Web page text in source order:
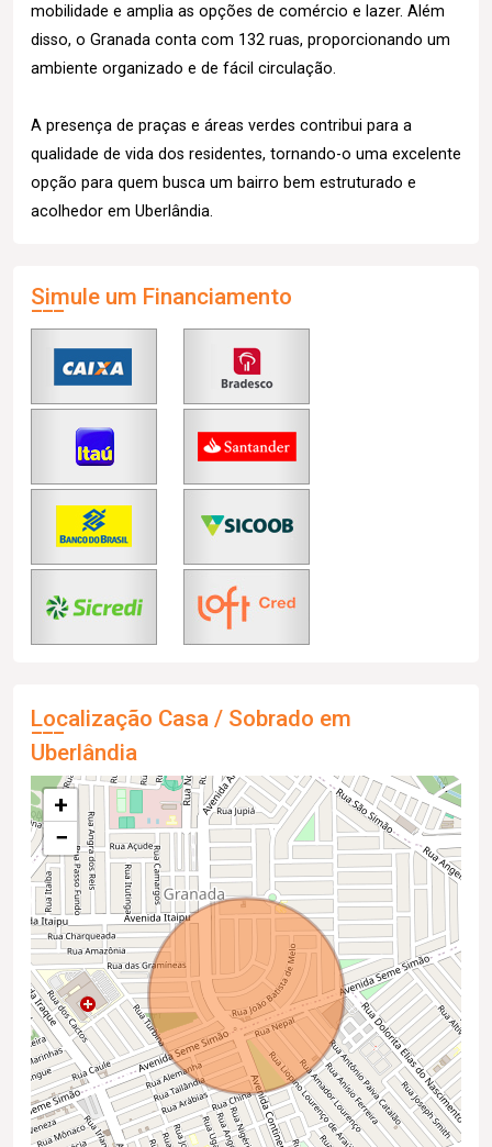
mobilidade e amplia as opções de comércio e lazer. Além
disso, o Granada conta com 132 ruas, proporcionando um
ambiente organizado e de fácil circulação.
A presença de praças e áreas verdes contribui para a
qualidade de vida dos residentes, tornando-o uma excelente
opção para quem busca um bairro bem estruturado e
acolhedor em Uberlândia.
Simule um Financiamento
Localização Casa / Sobrado em
Uberlândia
+
−